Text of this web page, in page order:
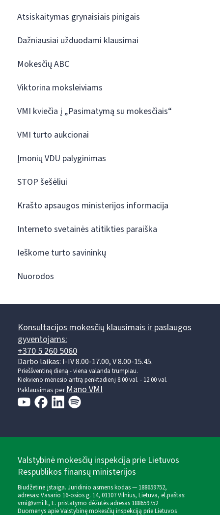
Atsiskaitymas grynaisiais pinigais
Dažniausiai užduodami klausimai
Mokesčių ABC
Viktorina moksleiviams
VMI kviečia į „Pasimatymą su mokesčiais“
VMI turto aukcionai
Įmonių VDU palyginimas
STOP šešėliui
Krašto apsaugos ministerijos informacija
Interneto svetainės atitikties paraiška
Ieškome turto savininkų
Nuorodos
Konsultacijos mokesčių klausimais ir paslaugos
gyventojams:
+370 5 260 5060
Darbo laikas: I-IV 8.00-17.00, V 8.00-15.45.
Prieššventinę dieną - viena valanda trumpiau.
Kiekvieno mėnesio antrą penktadienį 8.00 val. - 12.00 val.
Paklausimas perMano VMI
Valstybinė mokesčių inspekcija prie Lietuvos
Respublikos finansų ministerijos
Biudžetinė įstaiga. Juridinio asmens kodas — 188659752,
adresas: Vasario 16-osios g. 14, 01107 Vilnius, Lietuva, el.paštas:
vmi@vmi.lt, E. pristatymo dėžutės adresas 188659752
Duomenys apie Valstybinę mokesčių inspekciją prie Lietuvos